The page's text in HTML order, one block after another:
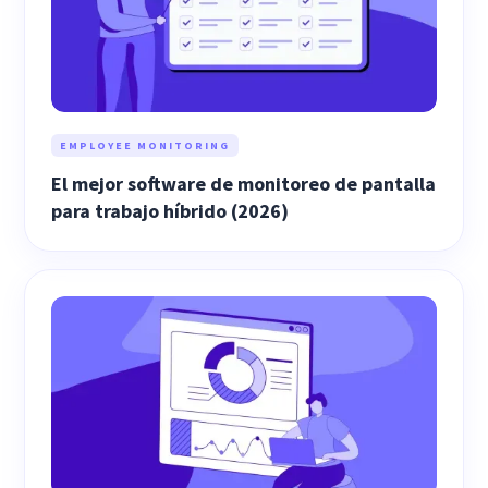
EMPLOYEE MONITORING
El mejor software de monitoreo de pantalla
para trabajo híbrido (2026)